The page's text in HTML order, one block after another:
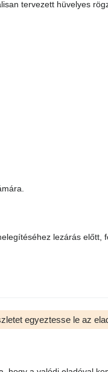
tervezett hüvelyes
lezárás előtt,
egyeztesse le az